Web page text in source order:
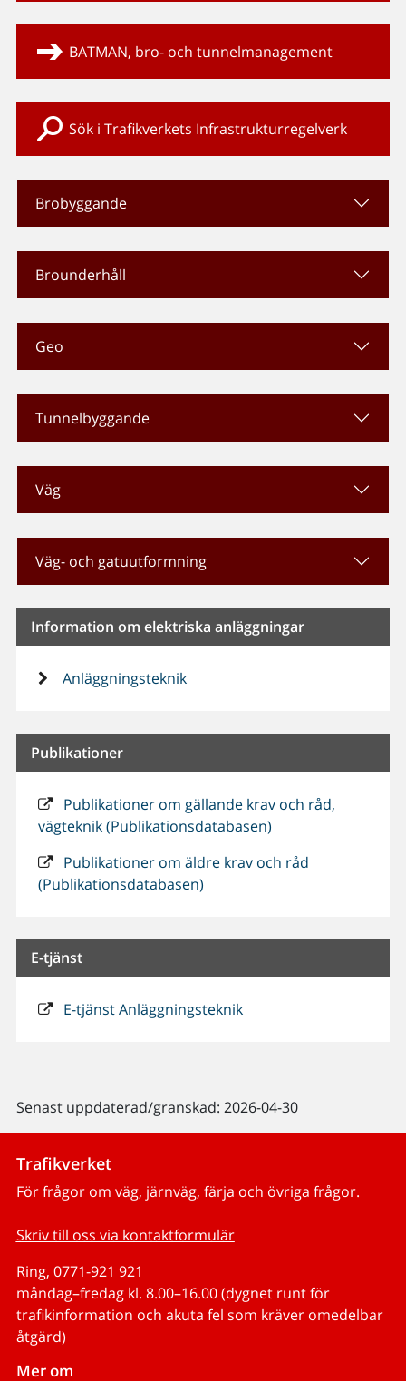
BATMAN, bro- och tunnelmanagement
Sök i Trafikverkets Infrastrukturregelverk
Brobyggande
Brounderhåll
Geo
Tunnelbyggande
Väg
Väg- och gatuutformning
Information om elektriska anläggningar
Anläggningsteknik
Publikationer
Publikationer om gällande krav och råd,
vägteknik (Publikationsdatabasen)
Publikationer om äldre krav och råd
(Publikationsdatabasen)
E-tjänst
E-tjänst Anläggningsteknik
Senast uppdaterad/granskad: 2026-04-30
Trafikverket
För frågor om väg, järnväg, färja och övriga frågor.
Skriv till oss via kontaktformulär
Ring, 0771-921 921
måndag–fredag kl. 8.00–16.00 (dygnet runt för
trafikinformation och akuta fel som kräver omedelbar
åtgärd)
Mer om